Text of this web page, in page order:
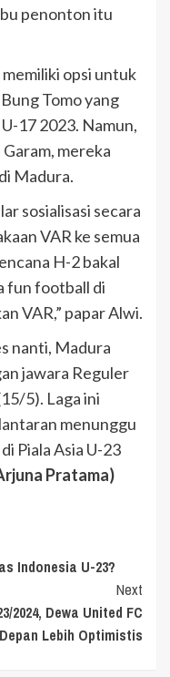
penonton itu
opsi untuk
Tomo yang
17 2023. Namun,
mereka
Madura.
sosialisasi secara
VAR ke semua
H-2 bakal
fun football di
VAR,” papar Alwi.
nanti, Madura
jawara Reguler
5). Laga ini
menunggu
Piala Asia U-23
Pratama)
Indonesia U-23?
Next
2024, Dewa United FC
Lebih Optimistis